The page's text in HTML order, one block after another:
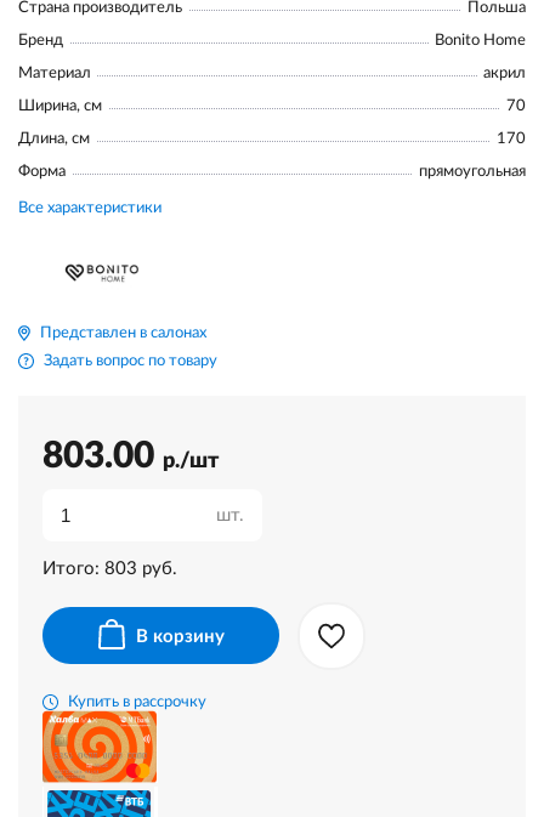
Страна производитель Польша
Бренд Bonito Home
Материал акрил
Ширина, см 70
Длина, см 170
Форма прямоугольная
Все характеристики
Представлен в салонах
Задать вопрос по товару
803.00 р./шт
шт.
Итого: 803 руб.
В корзину
Купить в рассрочку